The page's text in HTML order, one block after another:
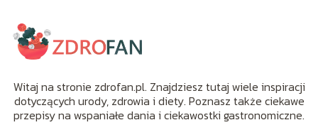
Witaj na stronie zdrofan.pl. Znajdziesz tutaj wiele inspiracji
dotyczących urody, zdrowia i diety. Poznasz także ciekawe
przepisy na wspaniałe dania i ciekawostki gastronomiczne.